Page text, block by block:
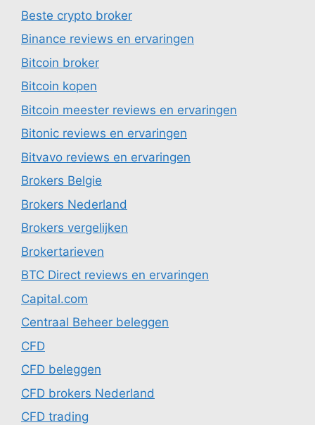
Beste crypto broker
Binance reviews en ervaringen
Bitcoin broker
Bitcoin kopen
Bitcoin meester reviews en ervaringen
Bitonic reviews en ervaringen
Bitvavo reviews en ervaringen
Brokers Belgie
Brokers Nederland
Brokers vergelijken
Brokertarieven
BTC Direct reviews en ervaringen
Capital.com
Centraal Beheer beleggen
CFD
CFD beleggen
CFD brokers Nederland
CFD trading